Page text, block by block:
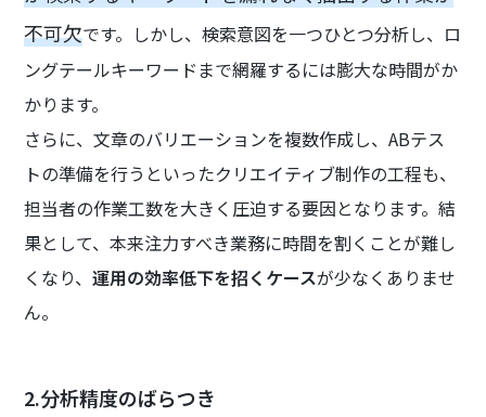
不可欠です。しかし、検索意図を一つひとつ分析し、ロ
ングテールキーワードまで網羅するには膨大な時間がか
かります。
さらに、文章のバリエーションを複数作成し、ABテス
トの準備を行うといったクリエイティブ制作の工程も、
担当者の作業工数を大きく圧迫する要因となります。結
果として、本来注力すべき業務に時間を割くことが難し
くなり、運用の効率低下を招くケースが少なくありませ
ん。
2.分析精度のばらつき